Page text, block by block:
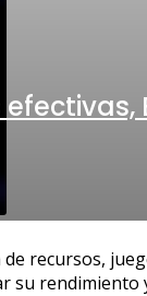
recursos,